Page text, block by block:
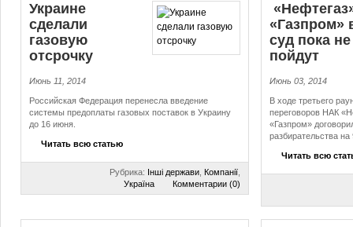
Украине
сделали
газовую
отсрочку
Июнь 11, 2014
Российская Федерация перенесла введение
системы предоплаты газовых поставок в Украину
до 16 июня.
Читать всю статью
Рубрика: Інші держави Компанії
Україна
Комментарии (0)
«Газпром»
суд пока не
пойдут
Июнь 03, 2014
В ходе третьего
переговоров НАК
«Газпром»
разбирательства
Читать всю